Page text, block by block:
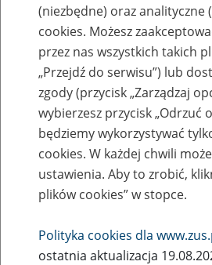
Komunikaty
Nowa lokalizacja Biura
Nidzicy
October
2017
(niezbędne) oraz analityczne
cookies. Możesz
przez nas wszystkich takich
„Przejdź do serwisu”) lub
zgody (przycisk „Zarządzaj
wybierzesz przycisk „Odrzuć
będziemy wykorzystywać
cookies. W każdej chwili
ustawienia. Aby to zrobić,
plików cookies” w stopce.
Polityka cookies dla
ostatnia aktualizacja